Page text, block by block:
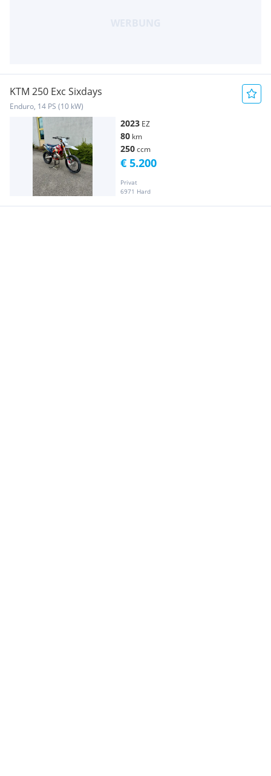
KTM 250 Exc Sixdays
Enduro, 14 PS (10 kW)
2023 EZ
80 km
250ccm
Privat
6971 Hard
€ 5.200